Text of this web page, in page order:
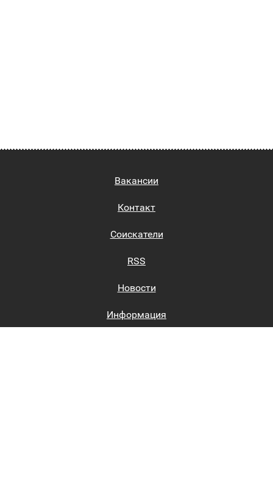
Вакансии
Контакт
Соискатели
RSS
Новости
Информация